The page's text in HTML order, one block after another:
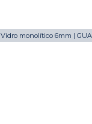
Vidro monolítico 6mm |